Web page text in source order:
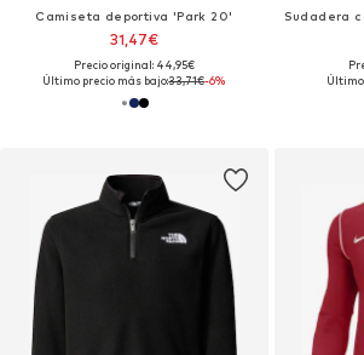
Camiseta deportiva 'Park 20'
31,47€
Precio original: 44,95€
Último precio más bajo:33,71€-6%
Último